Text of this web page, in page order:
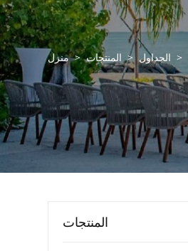
منزل > المنتجات > الجداول >
المنتجات